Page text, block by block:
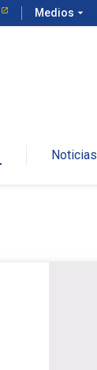
Medios arrow_drop_down
Noticias